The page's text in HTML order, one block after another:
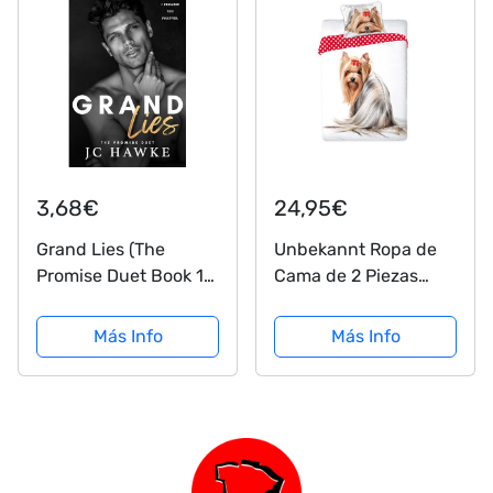
Close (English
Edition)
3,68€
Grand Lies (The
Promise Duet Book 1)
Más Info
24,95€
Unbekannt Ropa de
Cama de 2 Piezas
Best Friends 008, 140
x 200 cm, Multicolor,
200 cm x 140 cm
Más Info